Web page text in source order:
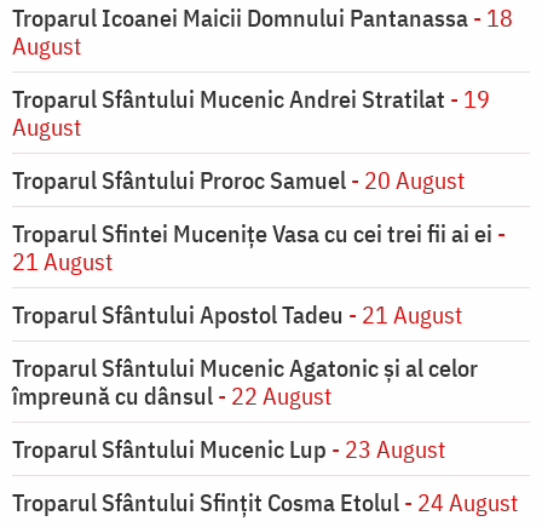
Troparul Icoanei Maicii Domnului Pantanassa- 18
August
Troparul Sfântului Mucenic Andrei Stratilat - 19
August
Troparul Sfântului Proroc Samuel- 20 August
Troparul Sfintei Muceniţe Vasa cu cei trei fii ai ei -
21 August
Troparul Sfântului Apostol Tadeu - 21 August
Troparul Sfântului Mucenic Agatonic şi al celor
împreună cu dânsul- 22 August
Troparul Sfântului Mucenic Lup - 23 August
Troparul Sfântului Sfinţit Cosma Etolul- 24 August